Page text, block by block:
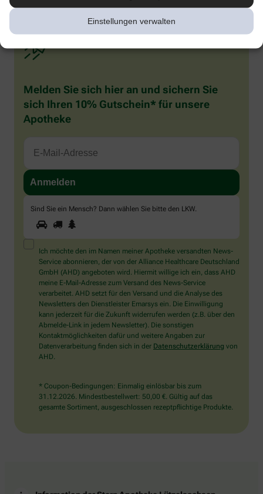
Einstellungen verwalten
Melden Sie sich hier an und sichern Sie
sich Ihren 10% Gutschein* für unsere
Apotheke
Sind Sie ein Mensch? Dann wählen Sie bitte den LKW
Sie
ein
Mensch?
Dann
wählen
Sie
bitte
den
LKW.
1 2
Ich möchte den im Namen meiner Apotheke versandten News-
Service abonnieren, der von der Alliance Healthcare Deutschland
GmbH (AHD) angeboten wird. Hiermit willige ich ein, dass AHD
meine E-Mail-Adresse zum Versand des News-Service
verarbeitet. AHD setzt für den Versand und die Analyse des
Newsletters den Dienstleister Emarsys ein. Die Einwilligung
kann jederzeit für die Zukunft widerrufen werden (z.B. über den
Abmelde-Link in jedem Newsletter). Die sonstigen
Kontaktmöglichkeiten dafür und weitere Angaben zur
Datenverarbeitung finden sich in der Datenschutzerklärung von
AHD.
* Coupon-Bedingungen: Einmalig einlösbar bis zum
31.12.2026. Mindestbestellwert: 50,00 €. Gültig auf das
gesamte Sortiment, ausgeschlossen rezeptpflichtige Produkte.